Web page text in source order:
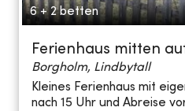
6 + 2 betten
Ferienhaus mitten
Borgholm, Lindbytall
Kleines Ferienhaus mit
nach 15 Uhr und Abreise